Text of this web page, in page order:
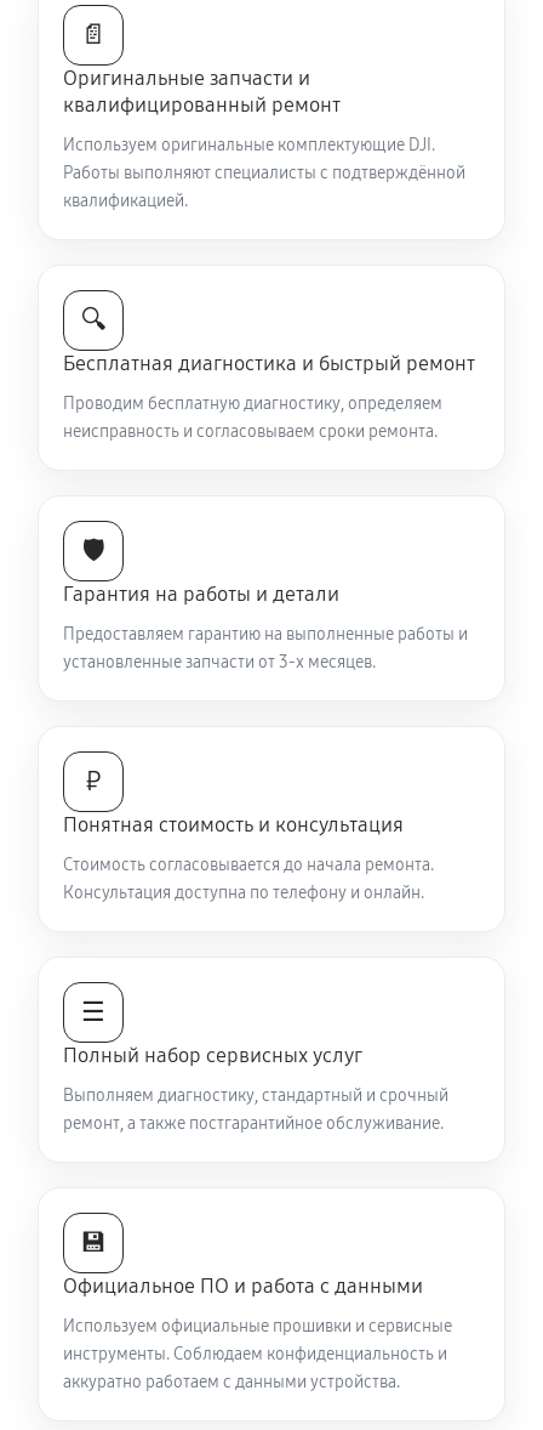
📄
Оригинальные запчасти и
квалифицированный ремонт
Используем оригинальные комплектующие DJI.
Работы выполняют специалисты с подтверждённой
квалификацией.
🔍
Бесплатная диагностика и быстрый ремонт
Проводим бесплатную диагностику, определяем
неисправность и согласовываем сроки ремонта.
🛡️
Гарантия на работы и детали
Предоставляем гарантию на выполненные работы и
установленные запчасти от 3-х месяцев.
₽
Понятная стоимость и консультация
Стоимость согласовывается до начала ремонта.
Консультация доступна по телефону и онлайн.
☰
Полный набор сервисных услуг
Выполняем диагностику, стандартный и срочный
ремонт, а также постгарантийное обслуживание.
💾
Официальное ПО и работа с данными
Используем официальные прошивки и сервисные
инструменты. Соблюдаем конфиденциальность и
аккуратно работаем с данными устройства.